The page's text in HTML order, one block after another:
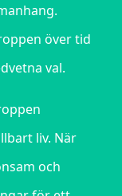
över tid
val.
liv. När
och